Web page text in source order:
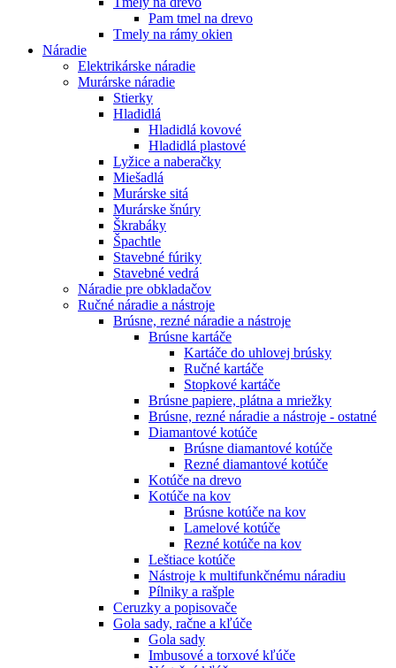
Pam tmel na drevo
Tmely na rámy okien
Náradie
Elektrikárske náradie
Murárske náradie
Stierky
Hladidlá
Hladidlá kovové
Hladidlá plastové
Lyžice a naberačky
Miešadlá
Murárske sitá
Murárske šnúry
Škrabáky
Špachtle
Stavebné fúriky
Stavebné vedrá
Náradie pre obkladačov
Ručné náradie a nástroje
Brúsne, rezné náradie a nástroje
Brúsne kartáče
Kartáče do uhlovej brúsky
Ručné kartáče
Stopkové kartáče
Brúsne papiere, plátna a mriežky
Brúsne, rezné náradie a nástroje - ostatné
Diamantové kotúče
Brúsne diamantové kotúče
Rezné diamantové kotúče
Kotúče na drevo
Kotúče na kov
Brúsne kotúče na kov
Lamelové kotúče
Rezné kotúče na kov
Leštiace kotúče
Nástroje k multifunkčnému náradiu
Pílniky a rašple
Ceruzky a popisovače
Gola sady, račne a kľúče
Gola sady
Imbusové a torxové kľúče